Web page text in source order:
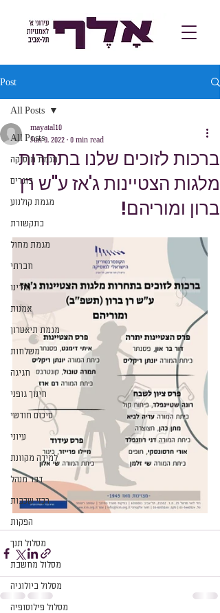
Post
All Posts
מגמת מוסיקה
בוגרים
מגמת קולנוע
בתקשורת
מגמת מחול
חברתי
מורינו
אמנות
מגמת תיאטרון
משלחות
חגיגה
חינוך גופני
סיכום חודשי
עיוני
למידה מקוונת
דבר מנהל
רכזי שכבות
הפקות
מסלול תנך
מסלול מחשבת
מסלול ביולוגיה
מסלול פילוסופיה
All Posts
ברכות לזוכים שלנו בתחרות
מלגות הצטיינות ג'אז ע"ש רן
ברון ומוריהם!
mayatal10
Jun 9, 2022
0 min read